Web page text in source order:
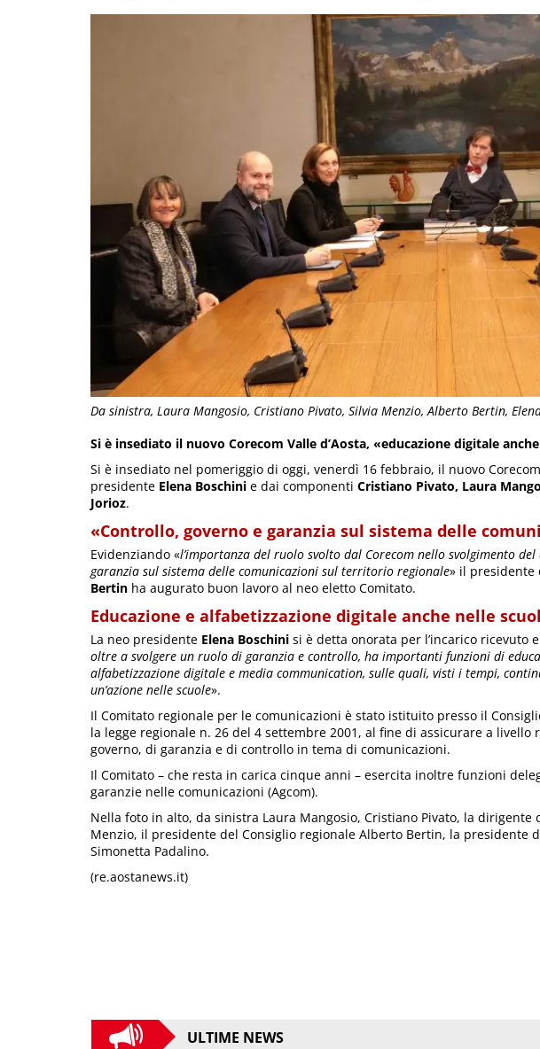
Da sinistra, Laura Mangosio, Cristiano Pivato, Silvia Menzio, Alberto Bertin,
Si è insediato il nuovo Corecom Valle d’Aosta, «educazione digitale
Si è insediato nel pomeriggio di oggi, venerdì 16 febbraio, il nuovo
presidente Elena Boschini e dai componenti Cristiano Pivato, Laura
Jorioz.
«Controllo, governo e garanzia sul sistema delle
Evidenziando «l’importanza del ruolo svolto dal Corecom nello svolgimento
garanzia sul sistema delle comunicazioni sul territorio regionale» il presidente
Bertin ha augurato buon lavoro al neo eletto Comitato.
Educazione e alfabetizzazione digitale anche nelle
La neo presidente Elena Boschini si è detta onorata per l’incarico ricevuto
oltre a svolgere un ruolo di garanzia e controllo, ha importanti funzioni di
alfabetizzazione digitale e media communication, sulle quali, visti i tempi,
un’azione nelle scuole».
Il Comitato regionale per le comunicazioni è stato istituito presso il
la legge regionale n. 26 del 4 settembre 2001, al fine di assicurare a
governo, di garanzia e di controllo in tema di comunicazioni.
Il Comitato – che resta in carica cinque anni – esercita inoltre funzioni
garanzie nelle comunicazioni (Agcom).
Nella foto in alto, da sinistra Laura Mangosio, Cristiano Pivato, la dirigente
Menzio, il presidente del Consiglio regionale Alberto Bertin, la presidente
Simonetta Padalino.
(re.aostanews.it)
ULTIME NEWS